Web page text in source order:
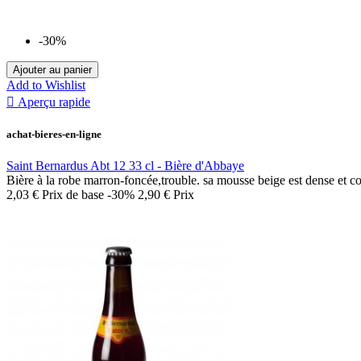
-30%
Ajouter au panier
Add to Wishlist
 Aperçu rapide
achat-bieres-en-ligne
Saint Bernardus Abt 12 33 cl - Bière d'Abbaye
Bière à la robe marron-foncée,trouble. sa mousse beige est dense et
2,03 € Prix de base -30% 2,90 € Prix